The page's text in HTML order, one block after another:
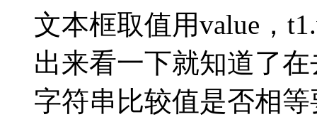
文本框取值用value，
出来看一下就知道了
字符串比较值是否相等